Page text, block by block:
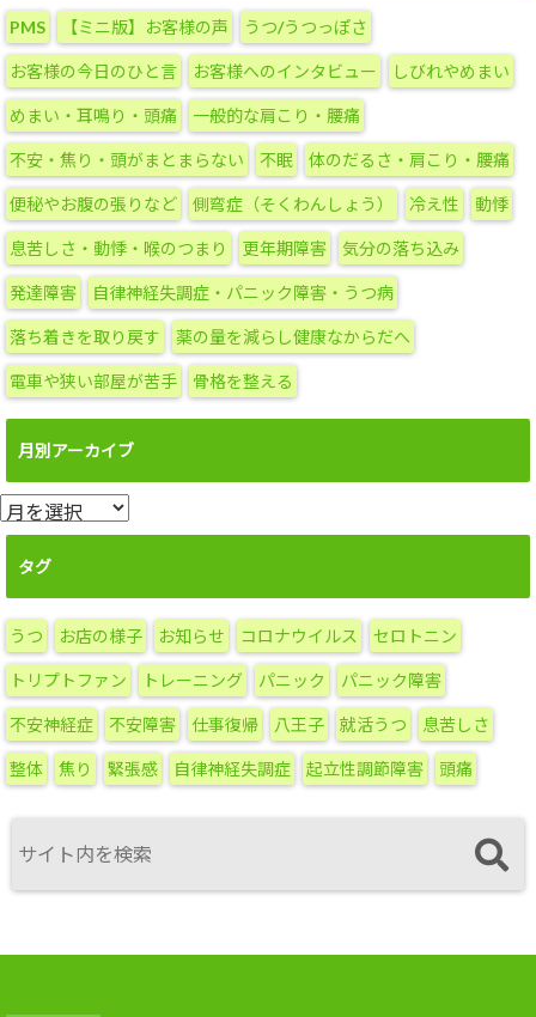
テ
ゴ
リ
ー
PMS 【ミニ版】お客様の声 うつ/うつっぽさ
お客様の今日のひと言 お客様へのインタビュー しびれやめまい
めまい・耳鳴り・頭痛 一般的な肩こり・腰痛
不安・焦り・頭がまとまらない 不眠 体のだるさ・肩こり・腰痛
便秘やお腹の張りなど 側弯症（そくわんしょう） 冷え性 動悸
息苦しさ・動悸・喉のつまり 更年期障害 気分の落ち込み
発達障害 自律神経失調症・パニック障害・うつ病
落ち着きを取り戻す 薬の量を減らし健康なからだへ
電車や狭い部屋が苦手 骨格を整える
月別アーカイブ
月
別
ー
カ
イ
ブ
タグ
うつ お店の様子 お知らせ コロナウイルス セロトニン
トリプトファン トレーニング パニック パニック障害
不安神経症 不安障害 仕事復帰 八王子 就活うつ 息苦しさ
整体 焦り 緊張感 自律神経失調症 起立性調節障害 頭痛